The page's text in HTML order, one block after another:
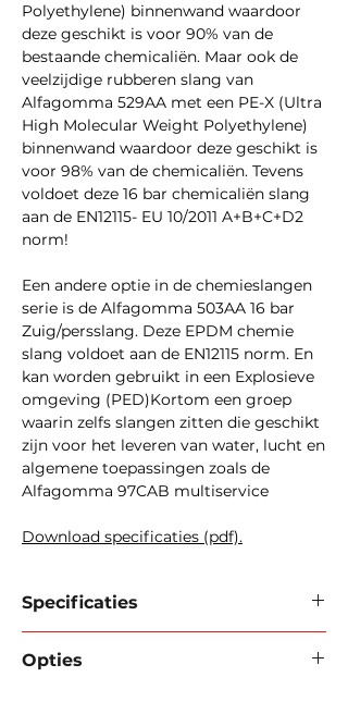
Polyethylene) binnenwand waardoor
deze geschikt is voor 90% van de
bestaande chemicaliën. Maar ook de
veelzijdige rubberen slang van
Alfagomma 529AA met een PE-X (Ultra
High Molecular Weight Polyethylene)
binnenwand waardoor deze geschikt is
voor 98% van de chemicaliën. Tevens
voldoet deze 16 bar chemicaliën slang
aan de EN12115- EU 10/2011 A+B+C+D2
norm!
Een andere optie in de chemieslangen
serie is de Alfagomma 503AA 16 bar
Zuig/persslang. Deze EPDM chemie
slang voldoet aan de EN12115 norm. En
kan worden gebruikt in een Explosieve
omgeving (PED)Kortom een groep
waarin zelfs slangen zitten die geschikt
zijn voor het leveren van water, lucht en
algemene toepassingen zoals de
Alfagomma 97CAB multiservice
Download specificaties (pdf).
Specificaties
Binnenwand:
Opties